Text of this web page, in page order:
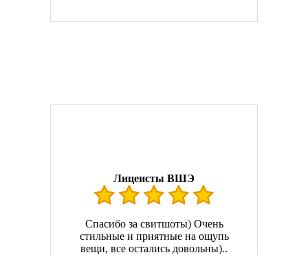
Лицеисты ВШЭ
Спасибо за свитшоты) Очень
стильные и приятные на ощупь
вещи, все остались довольны)..